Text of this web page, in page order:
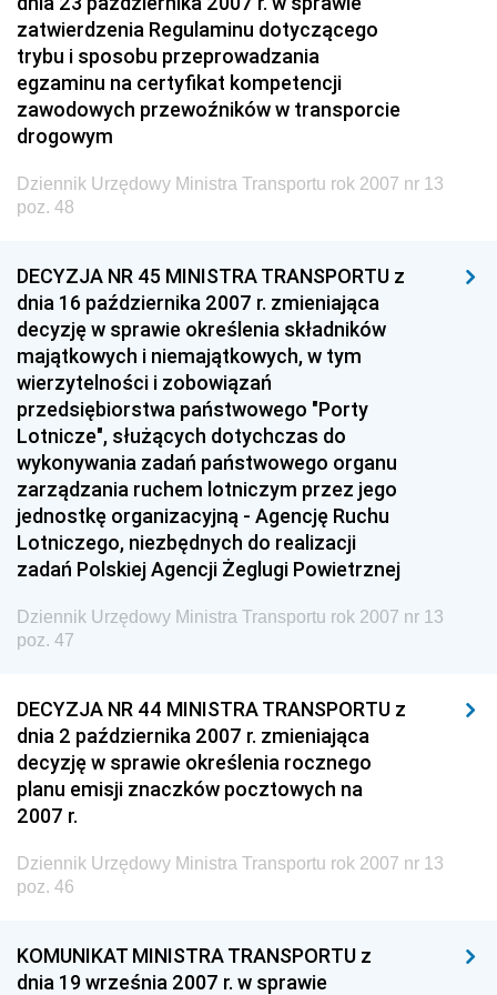
Materiałów Budowlanych
Dziennik Urzędowy Ministra Infrastruktury i Rozwoju
Dziennik Urzędowy Głównego Inspektoratu Ochrony
Środowiska
Środowiska
Dziennik Urzędowy Ministerstwa Administracji i
Gospodarki Przestrzennej
Dziennik Urzędowy Unii Europejskiej, L
Dziennik Urzędowy Ministerstwa Komunikacji
Dziennik Urzędowy Ministerstwa Przemysłu
Chemicznego i Lekkiego
Dziennik Urzędowy Ministerstwa Rolnictwa i
Gospodarki Żywnościowej
Dziennik Urzędowy Ministra Rodziny, Pracy i Polityki
Dziennik Urzędowy Ministra Cyfryzacji
Budownictwa
Dziennik Urzędowy Ministra Gospodarki Morskiej i
Żeglugi Śródlądowej
Dziennik Urzędowy Ministra Energii
Dziennik Urzędowy Ministra Finansów
Dziennik Urzędowy Wyższego Urzędu Górniczego
zatwierdzenia Regulaminu dotyczącego
trybu i sposobu przeprowadzania
egzaminu na certyfikat kompetencji
zawodowych przewoźników w transporcie
drogowym
Dziennik Urzędowy Ministra Transportu rok 2007 nr 13
poz. 48
DECYZJA NR 45 MINISTRA TRANSPORTU z
dnia 16 października 2007 r. zmieniająca
decyzję w sprawie określenia składników
majątkowych i niemajątkowych, w tym
wierzytelności i zobowiązań
przedsiębiorstwa państwowego "Porty
Lotnicze", służących dotychczas do
wykonywania zadań państwowego organu
zarządzania ruchem lotniczym przez jego
jednostkę organizacyjną - Agencję Ruchu
Lotniczego, niezbędnych do realizacji
zadań Polskiej Agencji Żeglugi Powietrznej
Dziennik Urzędowy Ministra Transportu rok 2007 nr 13
poz. 47
DECYZJA NR 44 MINISTRA TRANSPORTU z
dnia 2 października 2007 r. zmieniająca
decyzję w sprawie określenia rocznego
planu emisji znaczków pocztowych na
2007 r.
Dziennik Urzędowy Ministra Transportu rok 2007 nr 13
poz. 46
KOMUNIKAT MINISTRA TRANSPORTU z
dnia 19 września 2007 r. w sprawie